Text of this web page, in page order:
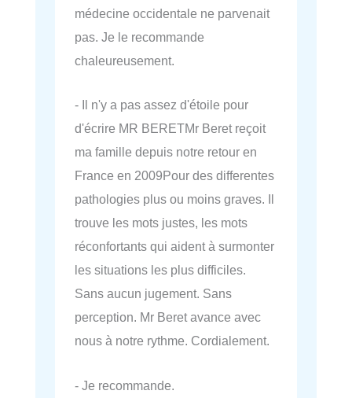
médecine occidentale ne parvenait
pas. Je le recommande
chaleureusement.
- Il n'y a pas assez d'étoile pour
d'écrire MR BERETMr Beret reçoit
ma famille depuis notre retour en
France en 2009Pour des differentes
pathologies plus ou moins graves. Il
trouve les mots justes, les mots
réconfortants qui aident à surmonter
les situations les plus difficiles.
Sans aucun jugement. Sans
perception. Mr Beret avance avec
nous à notre rythme. Cordialement.
- Je recommande.